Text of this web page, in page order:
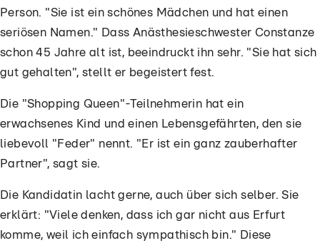
Person. "Sie ist ein schönes Mädchen und hat einen
seriösen Namen." Dass Anästhesieschwester Constanze
schon 45 Jahre alt ist, beeindruckt ihn sehr. "Sie hat sich
gut gehalten", stellt er begeistert fest.
Die "Shopping Queen"-Teilnehmerin hat ein
erwachsenes Kind und einen Lebensgefährten, den sie
liebevoll "Feder" nennt. "Er ist ein ganz zauberhafter
Partner", sagt sie.
Die Kandidatin lacht gerne, auch über sich selber. Sie
erklärt: "Viele denken, dass ich gar nicht aus Erfurt
komme, weil ich einfach sympathisch bin." Diese